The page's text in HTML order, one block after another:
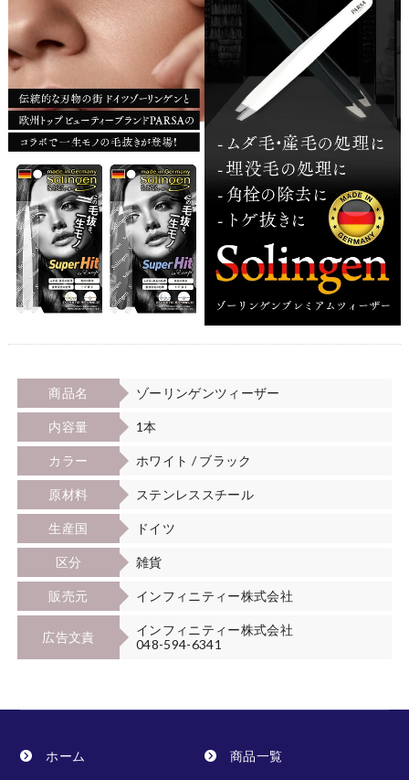
商品名 ゾーリンゲンツィーザー
内容量 1本
カラー ホワイト / ブラック
原材料 ステンレススチール
生産国 ドイツ
区分 雑貨
販売元 インフィニティー株式会社
広告文責
インフィニティー株式会社
048-594-6341
ホーム 商品一覧